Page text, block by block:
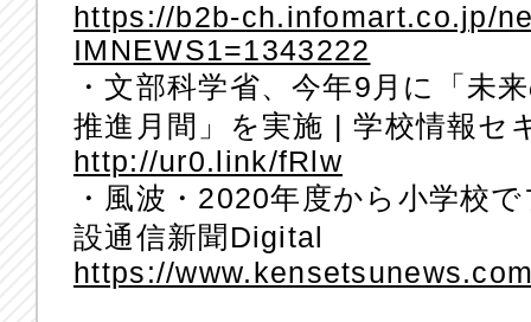
https://b2b-ch.infomart.co.jp/
IMNEWS1=1343222
・文部科学省、今年9月に「未
推進月間」を実施 | 学校情報セ
http://ur0.link/fRlw
・風波・2020年度から小学校
設通信新聞Digital
https://